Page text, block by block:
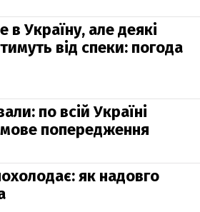
Україну, але деякі
від спеки: погода
по всій Україні
попередження
як надовго